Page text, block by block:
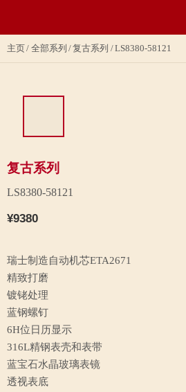
主页 全部系列 复古系列 LS8380-58121
复古系列
LS8380-58121
¥9380
瑞士制造自动机芯ETA2671
精致打磨
镀铑处理
蓝钢螺钉
6H位日历显示
316L精钢表壳和表带
蓝宝石水晶玻璃表镜
透视表底